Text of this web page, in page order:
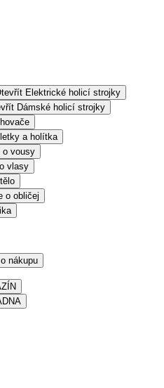
Elektrické holicí strojky
Dámské holicí strojky
a holítka
o vousy
vlasy
o obličej
nákupu